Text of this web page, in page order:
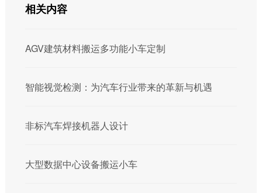
相关内容
AGV建筑材料搬运多功能小车定制
智能视觉检测：为汽车行业带来的革新与机遇
非标汽车焊接机器人设计
大型数据中心设备搬运小车